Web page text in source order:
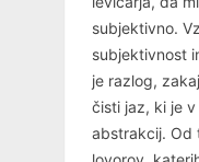
subjektivno.
subjektivnost
je razlog,
čisti jaz, ki je
abstrakcij. Od